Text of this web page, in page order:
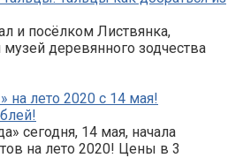
и посёлком Листвянка,
деревянного зодчества
лето 2020 с 14 мая!
сегодня, 14 мая, начала
на лето 2020! Цены в 3